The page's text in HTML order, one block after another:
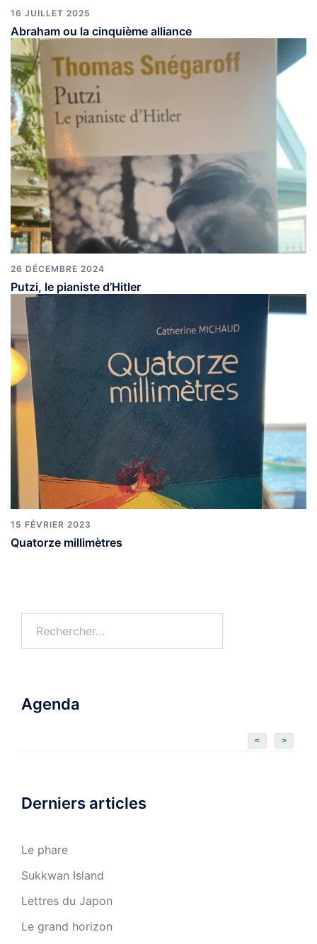
16 JUILLET 2025
Abraham ou la cinquième alliance
26 DÉCEMBRE 2024
Putzi, le pianiste d’Hitler
15 FÉVRIER 2023
Quatorze millimètres
Agenda
< >
Derniers articles
Le phare
Sukkwan Island
Lettres du Japon
Le grand horizon